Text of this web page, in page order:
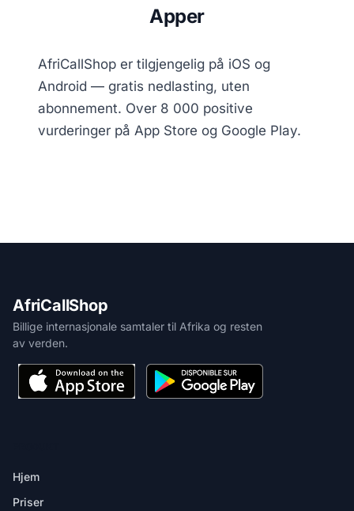
Apper
AfriCallShop er tilgjengelig på iOS og
Android — gratis nedlasting, uten
abonnement. Over 8 000 positive
vurderinger på App Store og Google Play.
AfriCallShop
Billige internasjonale samtaler til Afrika og resten
av verden.
Hjem
Priser